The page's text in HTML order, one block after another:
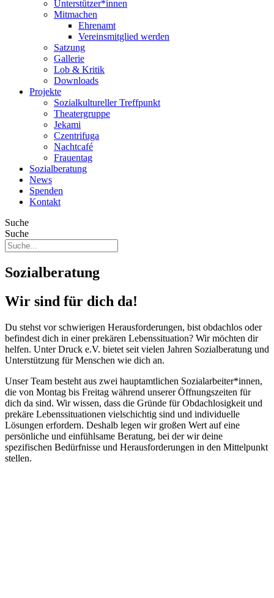
Unterstützer*innen
Mitmachen
Ehrenamt
Vereinsmitglied werden
Satzung
Gallerie
Lob & Kritik
Downloads
Projekte
Sozialkultureller Treffpunkt
Theatergruppe
Jekami
Czentrifuga
Nachtcafé
Frauentag
Sozialberatung
News
Spenden
Kontakt
Suche
Suche
Sozialberatung
Wir sind für dich da!
Du stehst vor schwierigen Herausforderungen, bist obdachlos oder
befindest dich in einer prekären Lebenssituation? Wir möchten dir
helfen. Unter Druck e.V. bietet seit vielen Jahren Sozialberatung und
Unterstützung für Menschen wie dich an.
Unser Team besteht aus zwei hauptamtlichen Sozialarbeiter*innen,
die von Montag bis Freitag während unserer Öffnungszeiten für
dich da sind. Wir wissen, dass die Gründe für Obdachlosigkeit und
prekäre Lebenssituationen vielschichtig sind und individuelle
Lösungen erfordern. Deshalb legen wir großen Wert auf eine
persönliche und einfühlsame Beratung, bei der wir deine
spezifischen Bedürfnisse und Herausforderungen in den Mittelpunkt
stellen.